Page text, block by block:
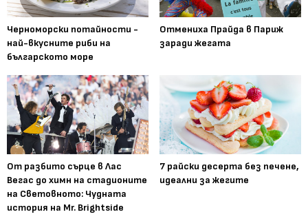
Черноморски потайности -
най-вкусните риби на
българското море
Отмениха Прайда в Париж
заради жегата
От разбито сърце в Лас
Вегас до химн на стадионите
на Световното: Чудната
история на Mr. Brightside
7 райски десерта без печене,
идеални за жегите